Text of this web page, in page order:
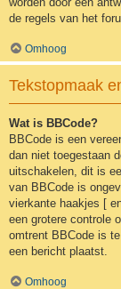
de regels van het
Omhoog
Tekstopmaak
Wat is BBCode?
BBCode is een
dan niet toegestaan
uitschakelen, dit is
van BBCode is
vierkante haakjes [
een grotere controle
omtrent BBCode is
een bericht plaatst.
Omhoog